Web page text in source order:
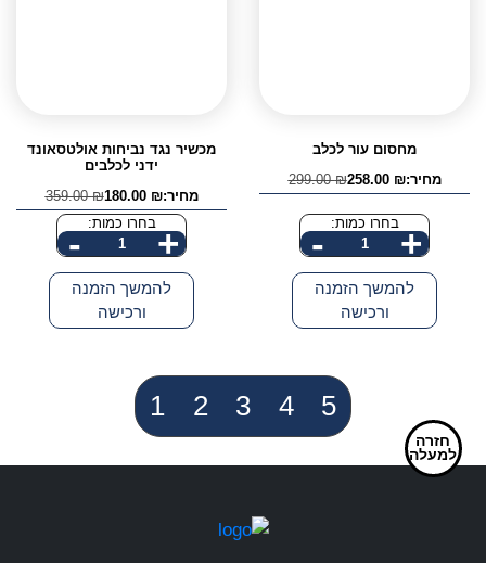
מחסום עור לכלב
מחיר:
299.00₪
המחיר
היה:
299.00 ₪.
258.00 ₪
המחיר
הוא:
258.00 ₪.
בחרו כמות:+
כמות
של
מחסום
עור
-
להמשך הזמנה
ורכישה
מכשיר נגד נביחות אולטסאונד
ידני לכלבים
מחיר:
359.00₪
המחיר
המקורי
היה:
359.00 ₪.
180.00 ₪
המחיר
הנוכחי
הוא:
180.00 ₪.
בחרו כמות:+
כמות
של
מכשיר
נגד
אולטסאונד
ידני
לכלבים
-
להמשך הזמנה
ורכישה
1 2 3 4 5
חזרה
למעלה